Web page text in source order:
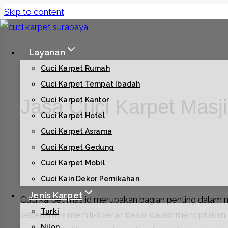
Skip to content
Layanan
Cuci Karpet Rumah
Cuci Karpet Tempat Ibadah
Cuci Karpet Kantor
Cuci Karpet Hotel
Cuci Karpet Asrama
Cuci Karpet Gedung
Cuci Karpet Mobil
Cuci Kain Dekor Pernikahan
Jenis Karpet
Turki
Jasa Cuci Karpet
Cuci karpet masjid merupakan bagian penting
sebenarnya memiliki peran besar dalam